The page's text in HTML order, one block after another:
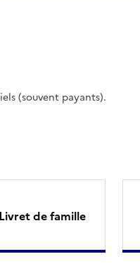
(souvent payants).
Livret de famille